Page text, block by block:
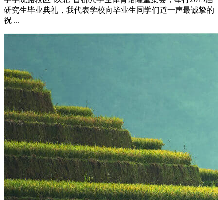
研究生毕业典礼，我代表学校向毕业生同学们道一声最诚挚的
祝 ...